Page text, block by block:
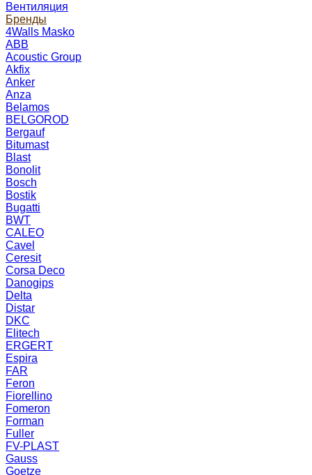
Вентиляция
Бренды
4Walls Masko
ABB
Acoustic Group
Akfix
Anker
Anza
Belamos
BELGOROD
Bergauf
Bitumast
Blast
Bonolit
Bosch
Bostik
Bugatti
BWT
CALEO
Cavel
Ceresit
Corsa Deco
Danogips
Delta
Distar
DKC
Elitech
ERGERT
Espira
FAR
Feron
Fiorellino
Fomeron
Forman
Fuller
FV-PLAST
Gauss
Goetze